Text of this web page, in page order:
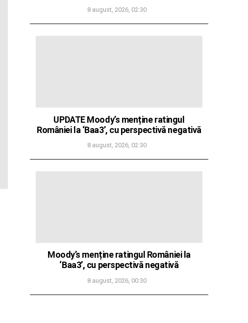
8 august, 2026, 02:30
UPDATE Moody’s menține ratingul
României la ‘Baa3’, cu perspectivă negativă
8 august, 2026, 02:30
Moody’s menține ratingul României la
‘Baa3’, cu perspectivă negativă
8 august, 2026, 00:30